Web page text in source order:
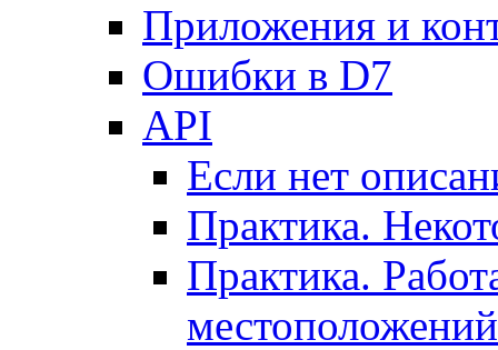
Приложения и
Ошибки в D7
API
Если нет
Практика.
Практика.
местоположений